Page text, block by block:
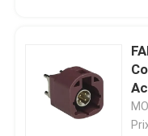
Câble de BMW HSD